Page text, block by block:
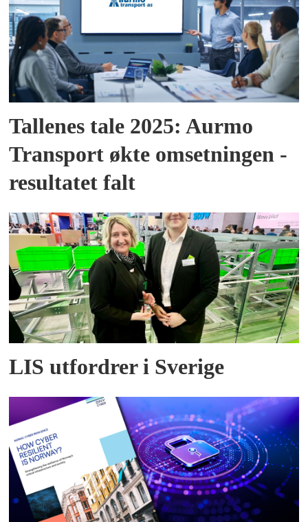
Tallenes tale 2025: Aurmo
Transport økte omsetningen -
resultatet falt
LIS utfordrer i Sverige